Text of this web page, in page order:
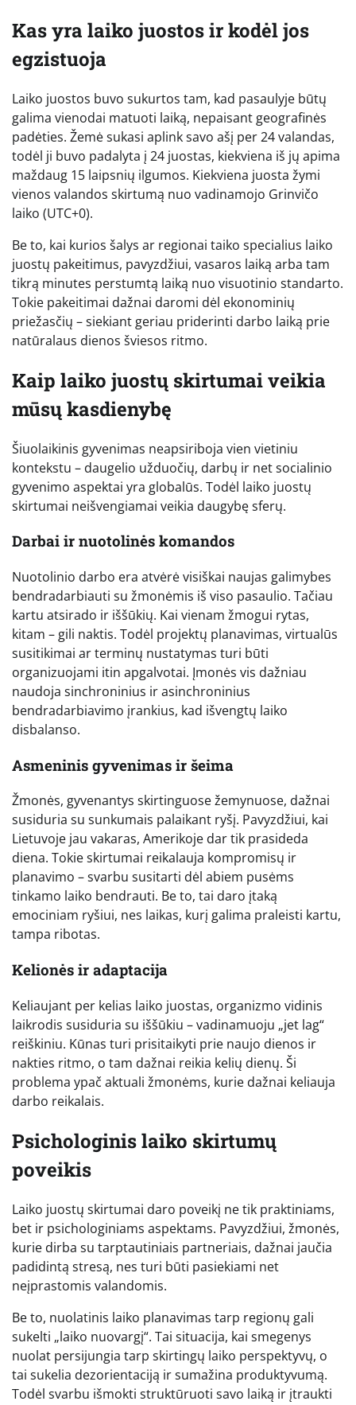
Kas yra laiko juostos ir kodėl jos
egzistuoja
Laiko juostos buvo sukurtos tam, kad pasaulyje būtų
galima vienodai matuoti laiką, nepaisant geografinės
padėties. Žemė sukasi aplink savo ašį per 24 valandas,
todėl ji buvo padalyta į 24 juostas, kiekviena iš jų apima
maždaug 15 laipsnių ilgumos. Kiekviena juosta žymi
vienos valandos skirtumą nuo vadinamojo Grinvičo
laiko (UTC+0).
Be to, kai kurios šalys ar regionai taiko specialius laiko
juostų pakeitimus, pavyzdžiui, vasaros laiką arba tam
tikrą minutes perstumtą laiką nuo visuotinio standarto.
Tokie pakeitimai dažnai daromi dėl ekonominių
priežasčių – siekiant geriau priderinti darbo laiką prie
natūralaus dienos šviesos ritmo.
Kaip laiko juostų skirtumai veikia
mūsų kasdienybę
Šiuolaikinis gyvenimas neapsiriboja vien vietiniu
kontekstu – daugelio užduočių, darbų ir net socialinio
gyvenimo aspektai yra globalūs. Todėl laiko juostų
skirtumai neišvengiamai veikia daugybę sferų.
Darbai ir nuotolinės komandos
Nuotolinio darbo era atvėrė visiškai naujas galimybes
bendradarbiauti su žmonėmis iš viso pasaulio. Tačiau
kartu atsirado ir iššūkių. Kai vienam žmogui rytas,
kitam – gili naktis. Todėl projektų planavimas, virtualūs
susitikimai ar terminų nustatymas turi būti
organizuojami itin apgalvotai. Įmonės vis dažniau
naudoja sinchroninius ir asinchroninius
bendradarbiavimo įrankius, kad išvengtų laiko
disbalanso.
Asmeninis gyvenimas ir šeima
Žmonės, gyvenantys skirtinguose žemynuose, dažnai
susiduria su sunkumais palaikant ryšį. Pavyzdžiui, kai
Lietuvoje jau vakaras, Amerikoje dar tik prasideda
diena. Tokie skirtumai reikalauja kompromisų ir
planavimo – svarbu susitarti dėl abiem pusėms
tinkamo laiko bendrauti. Be to, tai daro įtaką
emociniam ryšiui, nes laikas, kurį galima praleisti kartu,
tampa ribotas.
Kelionės ir adaptacija
Keliaujant per kelias laiko juostas, organizmo vidinis
laikrodis susiduria su iššūkiu – vadinamuoju „jet lag“
reiškiniu. Kūnas turi prisitaikyti prie naujo dienos ir
nakties ritmo, o tam dažnai reikia kelių dienų. Ši
problema ypač aktuali žmonėms, kurie dažnai keliauja
darbo reikalais.
Psichologinis laiko skirtumų
poveikis
Laiko juostų skirtumai daro poveikį ne tik praktiniams,
bet ir psichologiniams aspektams. Pavyzdžiui, žmonės,
kurie dirba su tarptautiniais partneriais, dažnai jaučia
padidintą stresą, nes turi būti pasiekiami net
neįprastomis valandomis.
Be to, nuolatinis laiko planavimas tarp regionų gali
sukelti „laiko nuovargį“. Tai situacija, kai smegenys
nuolat persijungia tarp skirtingų laiko perspektyvų, o
tai sukelia dezorientaciją ir sumažina produktyvumą.
Todėl svarbu išmokti struktūruoti savo laiką ir įtraukti